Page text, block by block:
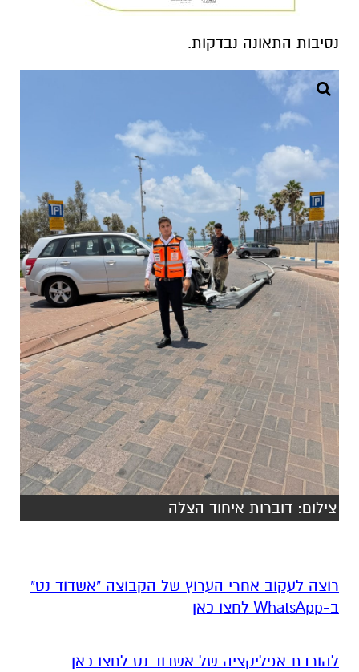
נסיבות התאונה נבדקות.
צילום: דוברות איחוד הצלה
רוצה לעקוב אחרי הערוץ של הקבוצה "אשדוד נט"
ב-WhatsApp לחצו כאן
להורדת אפליקציה של אשדוד נט לחצו כאן